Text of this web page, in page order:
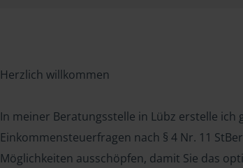
Herzlich willkommen
In meiner Beratungsstelle in Lübz erstelle
Einkommensteuerfragen nach § 4 Nr. 11
Möglichkeiten ausschöpfen, damit Sie das